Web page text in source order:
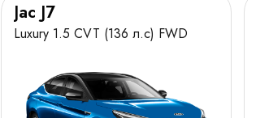
Jac J7
Luxury 1.5 CVT (136 л.с) FWD